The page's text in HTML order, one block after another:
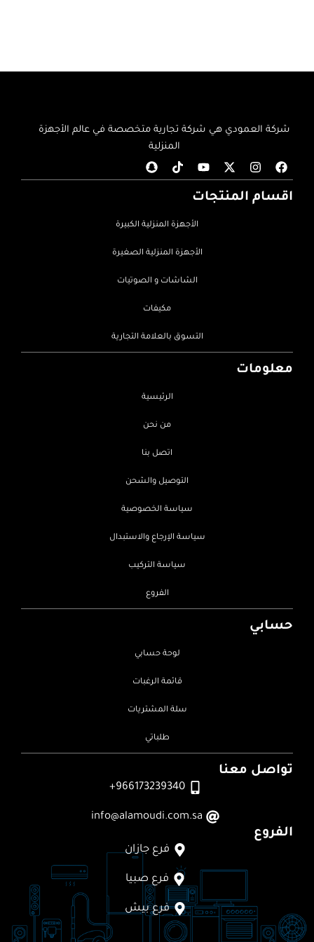
شركة العمودي هي شركة تجارية متخصصة في عالم الأجهزة
المنزلية
اقسام المنتجات
الأجهزة المنزلية الكبيرة
الأجهزة المنزلية الصغيرة
الشاشات و الصوتيات
مكيفات
التسوق بالعلامة التجارية
معلومات
الرئيسية
من نحن
اتصل بنا
التوصيل والشحن
سياسة الخصوصية
سياسة الإرجاع والاستبدال
سياسة التركيب
الفروع
حسابي
لوحة حسابي
قائمة الرغبات
سلة المشتريات
طلباتي
تواصل معنا
966173239340+
info@alamoudi.com.sa
الفروع
فرع جازان
فرع صبيا
فرع بيش